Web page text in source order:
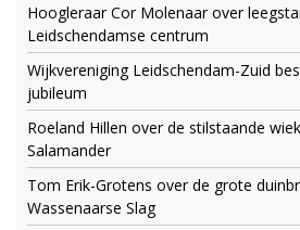
Hoogleraar Cor Molenaar over
Leidschendamse centrum
Wijkvereniging Leidschendam-Zuid
jubileum
Roeland Hillen over de stilstaande
Salamander
Tom Erik-Grotens over de grote
Wassenaarse Slag